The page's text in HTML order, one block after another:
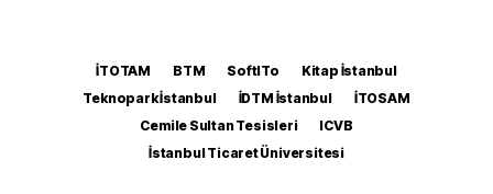
İTOTAM BTM SoftITo
Kitap İstanbul
Teknopark İstanbul
İDTM İstanbul
İTOSAM
Cemile Sultan Tesisleri
ICVB
İstanbul Ticaret Üniversitesi